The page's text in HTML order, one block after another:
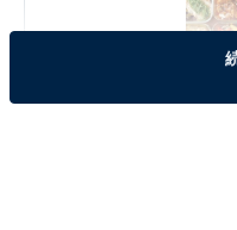
復刻版 山本ゆりのおい
iwaki耐熱調理容器つき